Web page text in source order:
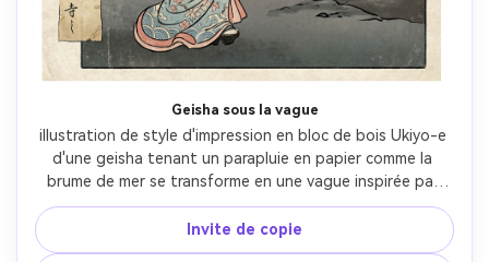
Geisha sous la vague
illustration de style d'impression en bloc de bois Ukiyo-e
d'une geisha tenant un parapluie en papier comme la
brume de mer se transforme en une vague inspirée par
Hokusai au-dessus d'elle, motifs de kimono délicats, pose
de profil élégante, lignée noire précise, spray bleu
prussien, ciel crépusculaire bokashi, grain de papier washi,
Invite de copie